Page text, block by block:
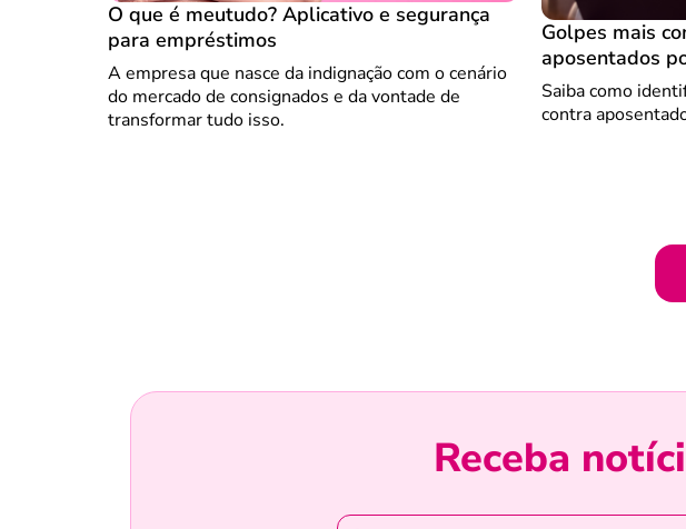
O que é meutudo? Aplicativo e segurança
para empréstimos
A empresa que nasce da indignação com o cenário
do mercado de consignados e da vontade de
transformar tudo isso.
Golpes mais
aposentados
Saiba como
contra
Receba